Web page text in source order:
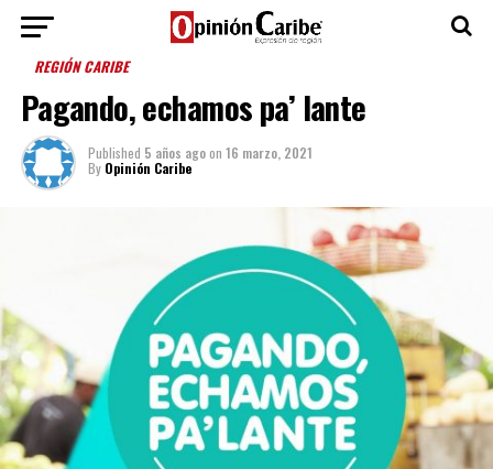
REGIÓN CARIBE
Pagando, echamos pa’ lante
Published 5 años agoon 16 marzo, 2021
By Opinión Caribe